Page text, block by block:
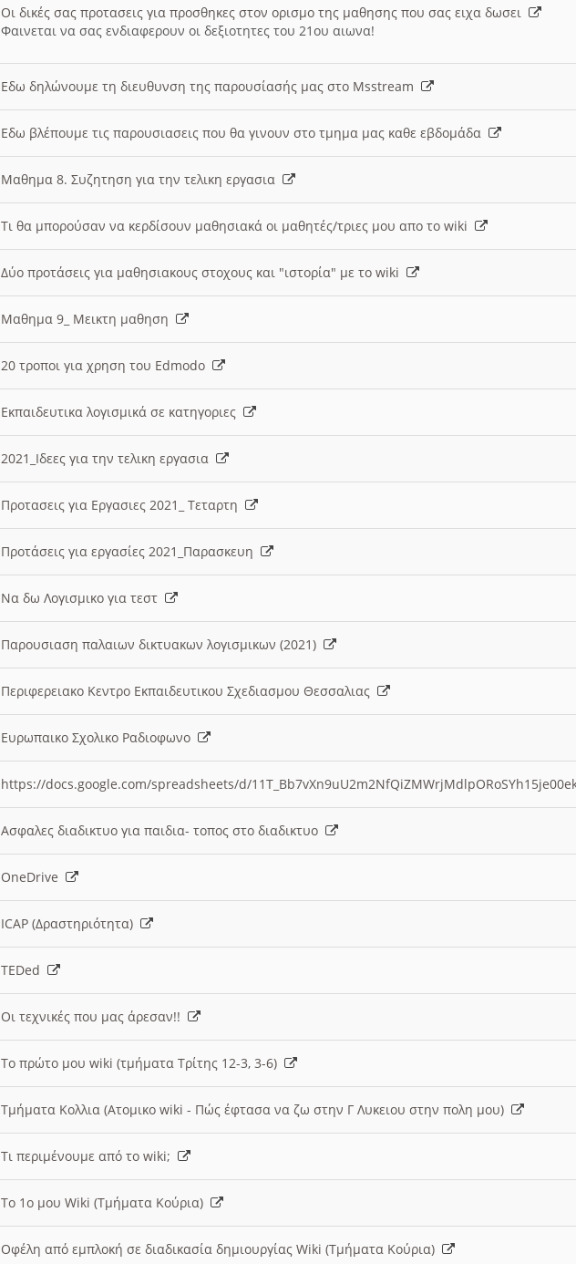
Οι δικές σας προτασεις για προσθηκες στον ορισμο της μαθησης που σας ειχα δωσει
Φαινεται να σας ενδιαφερουν οι δεξιοτητες του 21ου αιωνα!
Εδω δηλώνουμε τη διευθυνση της παρουσίασής μας στο Msstream
Εδω βλέπουμε τις παρουσιασεις που θα γινουν στο τμημα μας καθε εβδομάδα
Μαθημα 8. Συζητηση για την τελικη εργασια
Τι θα μπορούσαν να κερδίσουν μαθησιακά οι μαθητές/τριες μου απο το wiki
Δύο προτάσεις για μαθησιακους στοχους και "ιστορία" με το wiki
Μαθημα 9_ Μεικτη μαθηση
20 τροποι για χρηση του Edmodo
Εκπαιδευτικα λογισμικά σε κατηγοριες
2021_Ιδεες για την τελικη εργασια
Προτασεις για Εργασιες 2021_ Τεταρτη
Προτάσεις για εργασίες 2021_Παρασκευη
Να δω Λογισμικο για τεστ
Παρουσιαση παλαιων δικτυακων λογισμικων (2021)
Περιφερειακο Κεντρο Εκπαιδευτικου Σχεδιασμου Θεσσαλιας
Ευρωπαικο Σχολικο Ραδιοφωνο
https://docs.google.com/spreadsheets/d/
Ασφαλες διαδικτυο για παιδια- τοπος στο διαδικτυο
OneDrive
ICAP (Δραστηριότητα)
TEDed
Οι τεχνικές που μας άρεσαν!!
Το πρώτο μου wiki (τμήματα Τρίτης 12-3, 3-6)
Τμήματα Κολλια (Ατομικο wiki - Πώς έφτασα να ζω στην Γ Λυκειου στην πολη μου)
Τι περιμένουμε από το wiki;
Το 1ο μου Wiki (Τμήματα Κούρια)
Οφέλη από εμπλοκή σε διαδικασία δημιουργίας Wiki (Τμήματα Κούρια)